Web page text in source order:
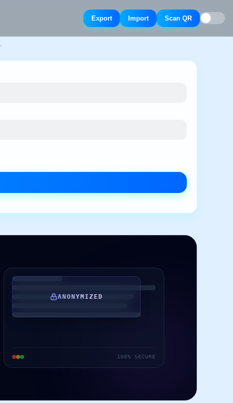
Export Import Scan QR
ANONYMIZED
100% SECURE